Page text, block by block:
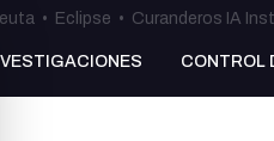
• Eclipse • Curanderos IA
CONTROL